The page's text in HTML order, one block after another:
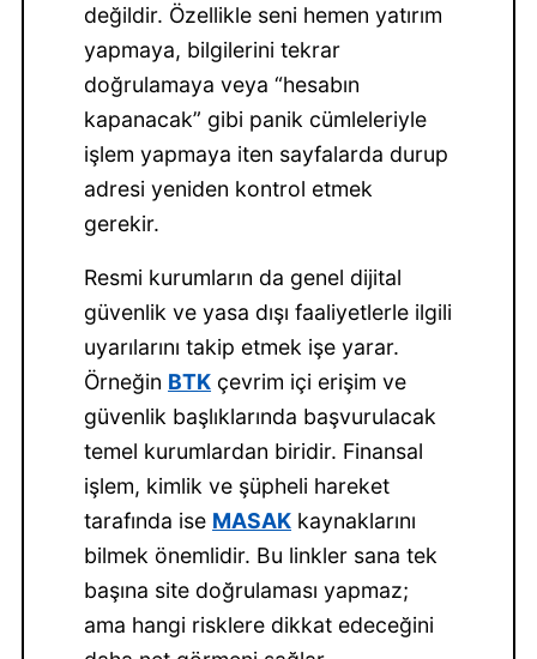
değildir. Özellikle seni hemen yatırım
yapmaya, bilgilerini tekrar
doğrulamaya veya “hesabın
kapanacak” gibi panik cümleleriyle
işlem yapmaya iten sayfalarda durup
adresi yeniden kontrol etmek
gerekir.
Resmi kurumların da genel dijital
güvenlik ve yasa dışı faaliyetlerle ilgili
uyarılarını takip etmek işe yarar.
Örneğin BTK çevrim içi erişim ve
güvenlik başlıklarında başvurulacak
temel kurumlardan biridir. Finansal
işlem, kimlik ve şüpheli hareket
tarafında ise MASAK kaynaklarını
bilmek önemlidir. Bu linkler sana tek
başına site doğrulaması yapmaz;
ama hangi risklere dikkat edeceğini